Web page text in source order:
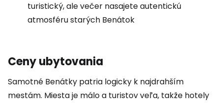
turistický, ale večer nasajete autentickú
atmosféru starých Benátok
Ceny ubytovania
Samotné Benátky patria logicky k najdrahším
mestám. Miesta je málo a turistov veľa, takže hotely